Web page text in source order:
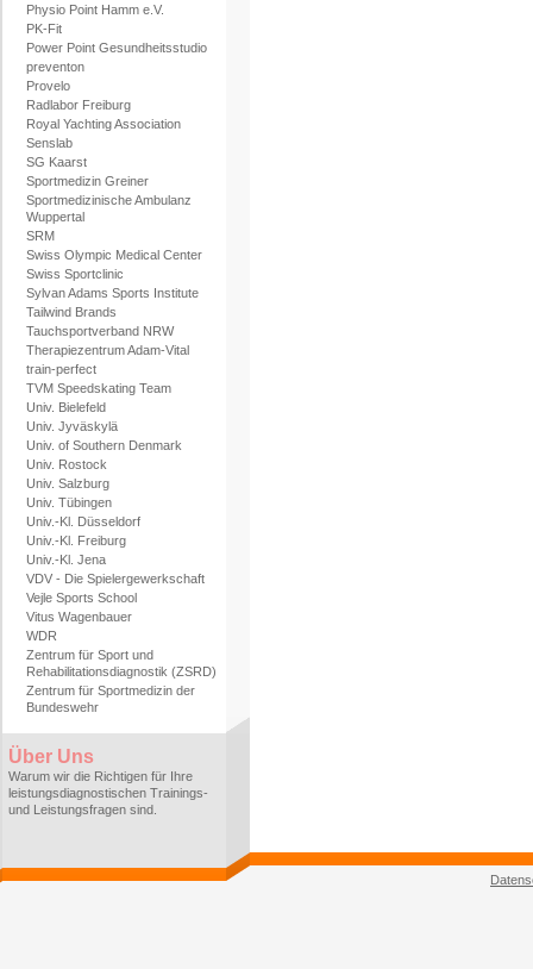
Physio Point Hamm e.V.
PK-Fit
Power Point Gesundheitsstudio
preventon
Provelo
Radlabor Freiburg
Royal Yachting Association
Senslab
SG Kaarst
Sportmedizin Greiner
Sportmedizinische Ambulanz
Wuppertal
SRM
Swiss Olympic Medical Center
Swiss Sportclinic
Sylvan Adams Sports Institute
Tailwind Brands
Tauchsportverband NRW
Therapiezentrum Adam-Vital
train-perfect
TVM Speedskating Team
Univ. Bielefeld
Univ. Jyväskylä
Univ. of Southern Denmark
Univ. Rostock
Univ. Salzburg
Univ. Tübingen
Univ.-Kl. Düsseldorf
Univ.-Kl. Freiburg
Univ.-Kl. Jena
VDV - Die Spielergewerkschaft
Vejle Sports School
Vitus Wagenbauer
WDR
Zentrum für Sport und
Rehabilitationsdiagnostik (ZSRD)
Zentrum für Sportmedizin der
Bundeswehr
Über Uns
Warum wir die Richtigen für Ihre
leistungsdiagnostischen Trainings-
und Leistungsfragen sind.